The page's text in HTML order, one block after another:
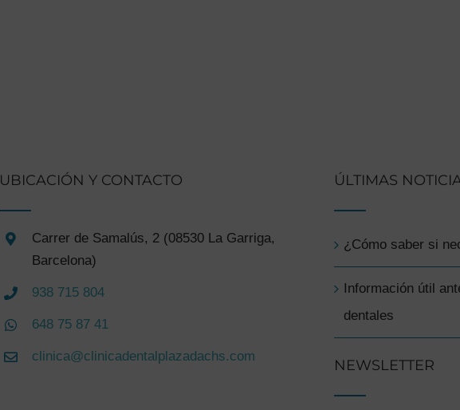
UBICACIÓN Y CONTACTO
Carrer de Samalús, 2 (08530 La Garriga,
Barcelona)
938 715 804
648 75 87 41
clinica@clinicadentalplazadachs.com
ÚLTIMAS
¿Cómo saber si
Información útil
dentales
NEWSLETTER